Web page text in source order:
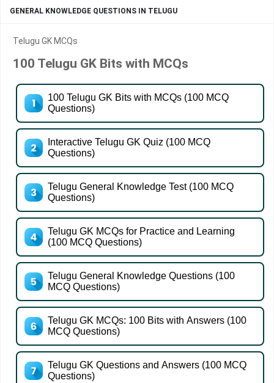
GENERAL KNOWLEDGE QUESTIONS IN TELUGU
Telugu GK MCQs
100 Telugu GK Bits with MCQs
100 Telugu GK Bits with MCQs (100 MCQ
Questions)
Interactive Telugu GK Quiz (100 MCQ
Questions)
Telugu General Knowledge Test (100 MCQ
Questions)
Telugu GK MCQs for Practice and Learning
(100 MCQ Questions)
Telugu General Knowledge Questions (100
MCQ Questions)
Telugu GK MCQs: 100 Bits with Answers (100
MCQ Questions)
Telugu GK Questions and Answers (100 MCQ
Questions)